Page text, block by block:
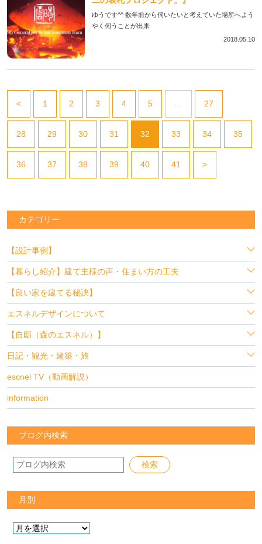
ゆうです^^ 数年前から伺いたいと考えていた場所へよう
やく伺うことが出来
2018.05.10
< 1 2 3 4 5 27
28 29 30 31 32 33 34 35
36 37 38 39 40 41 >
カテゴリー
【設計事例】
【暮らし紹介】建て主様の声・住まい方の工夫
【良い家を建てる秘訣】
エスネルデザインについて
【自邸（森のエスネル）】
日記・観光・建築・旅
escnel TV（動画解説）
information
ブログ内検索
月別